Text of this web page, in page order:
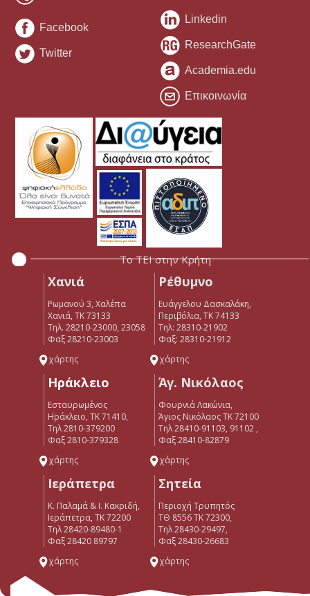
Facebook
Twitter
Linkedin
ResearchGate
Academia.edu
Επικοινωνία
Το ΤΕΙ στην Κρήτη
Χανιά
Ρωμανού 3, Χαλέπα
Χανιά, ΤΚ 73133
Τηλ. 28210-23000, 23058
Φαξ 28210-23003
χάρτης
Ρέθυμνο
Ευάγγελου Δασκαλάκη,
Περιβόλια, ΤΚ 74133
Tηλ: 28310-21902
Φαξ: 28310-21912
χάρτης
Ηράκλειο
Εσταυρωμένος
Ηράκλειο, ΤΚ 71410,
Τηλ 2810-379200
Φαξ 2810-379328
χάρτης
Άγ. Νικόλαος
Φουρνιά Λακώνια,
Άγιος Νικόλαος ΤΚ 72100
Τηλ 28410-91103, 91102 ,
Φαξ 28410-82879
χάρτης
Ιεράπετρα
Κ. Παλαμά & Ι. Κακριδή,
Ιεράπετρα, ΤΚ 72200
Tηλ 28420-89480-1
Φαξ 28420 89797
χάρτης
Σητεία
Περιοχή Τρυπητός
ΤΘ 8556 ΤΚ 72300,
Τηλ 28430-29497,
Φαξ 28430-26683
χάρτης